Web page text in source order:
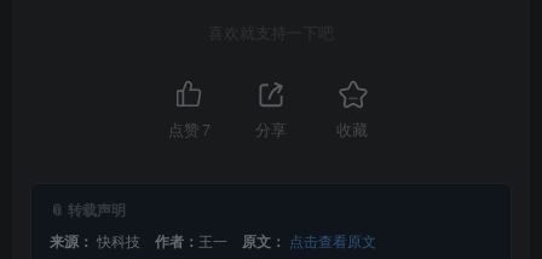
喜欢就支持一下吧
点赞 7 分享 收藏
📎 转载声明
来源： 快科技 作者： 王一 原文： 点击查看原文